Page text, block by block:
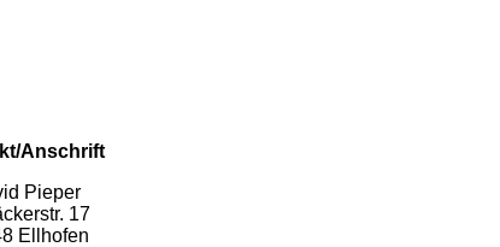
Anschrift
Pieper
17
Ellhofen